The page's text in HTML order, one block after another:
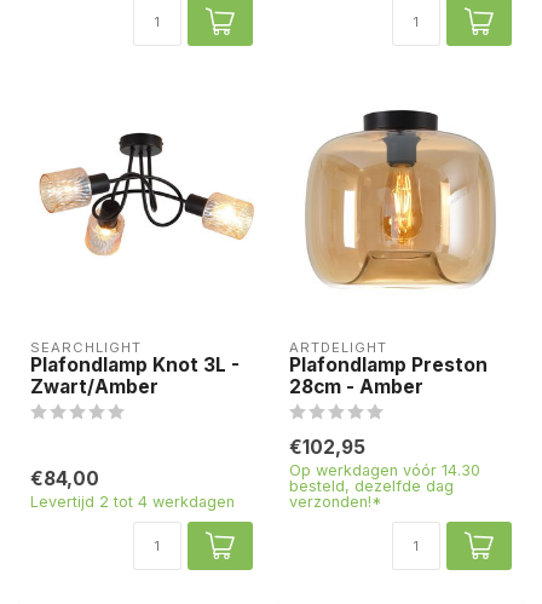
SEARCHLIGHT
Plafondlamp Knot 3L -
Zwart/Amber
€84,00
Levertijd 2 tot 4 werkdagen
ARTDELIGHT
Plafondlamp Preston
28cm - Amber
€102,95
Op werkdagen vóór 14.30
besteld, dezelfde dag
verzonden!*